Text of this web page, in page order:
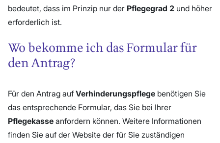
bedeutet, dass im Prinzip nur der Pflegegrad 2 und höher
erforderlich ist.
Wo bekomme ich das Formular für
den Antrag?
Für den Antrag auf Verhinderungspflege benötigen Sie
das entsprechende Formular, das Sie bei Ihrer
Pflegekasse anfordern können. Weitere Informationen
finden Sie auf der Website der für Sie zuständigen